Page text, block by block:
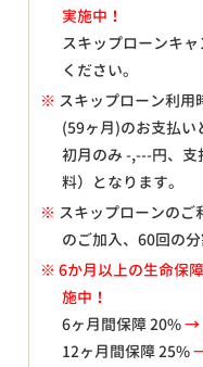
実施中！
スキップローンキ
ください。
※ スキップローン利用
(59ヶ月)のお支払い
初月のみ-,---円、
料）となります。
※ スキップローンのご
のご加入、60回の
※ 6か月以上の生命保
施中！
6ヶ月間保障 20%→
12ヶ月間保障 25%